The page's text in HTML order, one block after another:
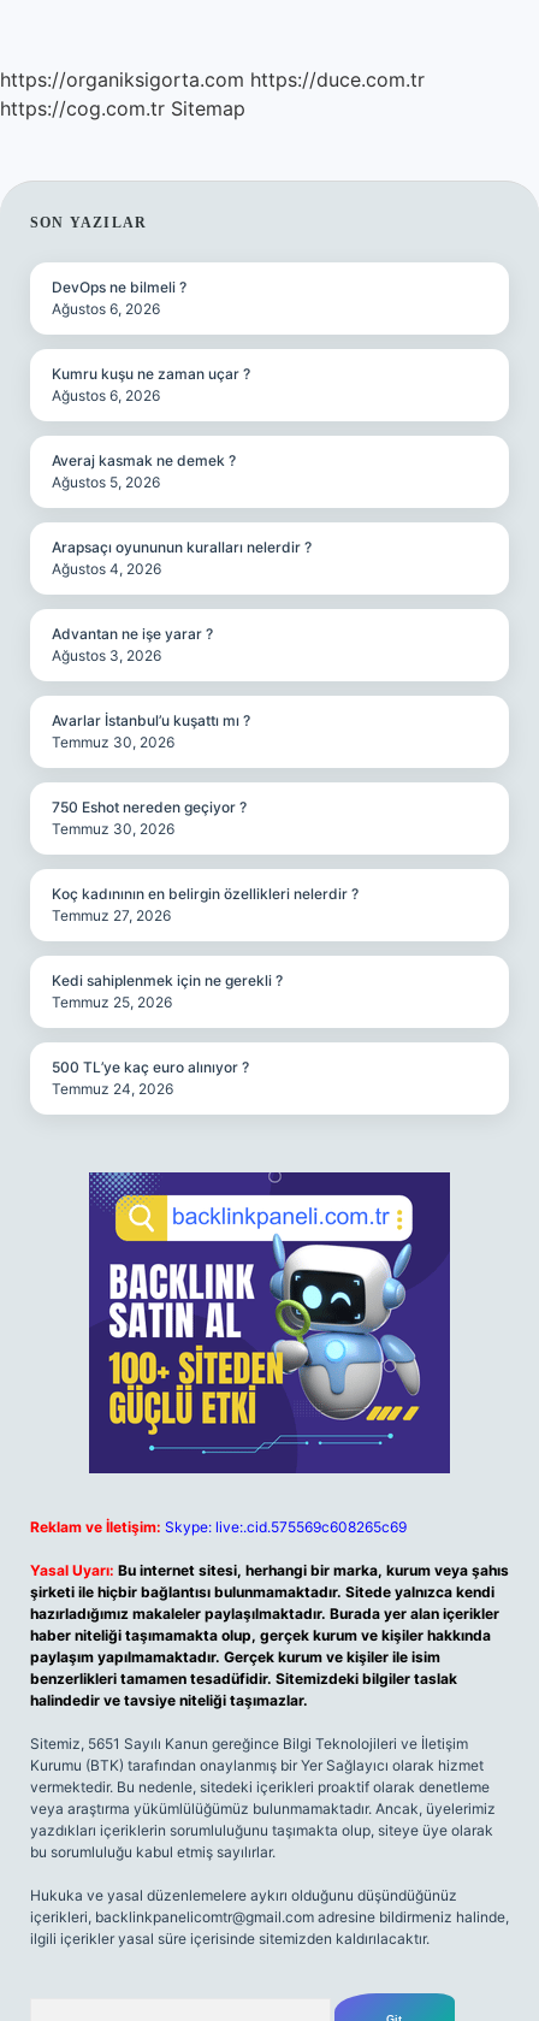
https://organiksigorta.com https://duce.com.tr
https://cog.com.tr Sitemap
SIDEBAR
SON YAZILAR
DevOps ne bilmeli ?
Ağustos 6, 2026
Kumru kuşu ne zaman uçar ?
Ağustos 6, 2026
Averaj kasmak ne demek ?
Ağustos 5, 2026
Arapsaçı oyununun kuralları nelerdir ?
Ağustos 4, 2026
Advantan ne işe yarar ?
Ağustos 3, 2026
Avarlar İstanbul’u kuşattı mı ?
Temmuz 30, 2026
750 Eshot nereden geçiyor ?
Temmuz 30, 2026
Koç kadınının en belirgin özellikleri nelerdir ?
Temmuz 27, 2026
Kedi sahiplenmek için ne gerekli ?
Temmuz 25, 2026
500 TL’ye kaç euro alınıyor ?
Temmuz 24, 2026
Reklam ve İletişim: Skype: live:.cid.575569c608265c69
Yasal Uyarı: Bu internet sitesi, herhangi bir marka, kurum veya şahıs
şirketi ile hiçbir bağlantısı bulunmamaktadır. Sitede yalnızca kendi
hazırladığımız makaleler paylaşılmaktadır. Burada yer alan içerikler
haber niteliği taşımamakta olup, gerçek kurum ve kişiler hakkında
paylaşım yapılmamaktadır. Gerçek kurum ve kişiler ile isim
benzerlikleri tamamen tesadüfidir. Sitemizdeki bilgiler taslak
halindedir ve tavsiye niteliği taşımazlar.
Sitemiz, 5651 Sayılı Kanun gereğince Bilgi Teknolojileri ve İletişim
Kurumu (BTK) tarafından onaylanmış bir Yer Sağlayıcı olarak hizmet
vermektedir. Bu nedenle, sitedeki içerikleri proaktif olarak denetleme
veya araştırma yükümlülüğümüz bulunmamaktadır. Ancak, üyelerimiz
yazdıkları içeriklerin sorumluluğunu taşımakta olup, siteye üye olarak
bu sorumluluğu kabul etmiş sayılırlar.
Hukuka ve yasal düzenlemelere aykırı olduğunu düşündüğünüz
içerikleri, backlinkpanelicomtr@gmail.com adresine bildirmeniz halinde,
ilgili içerikler yasal süre içerisinde sitemizden kaldırılacaktır.